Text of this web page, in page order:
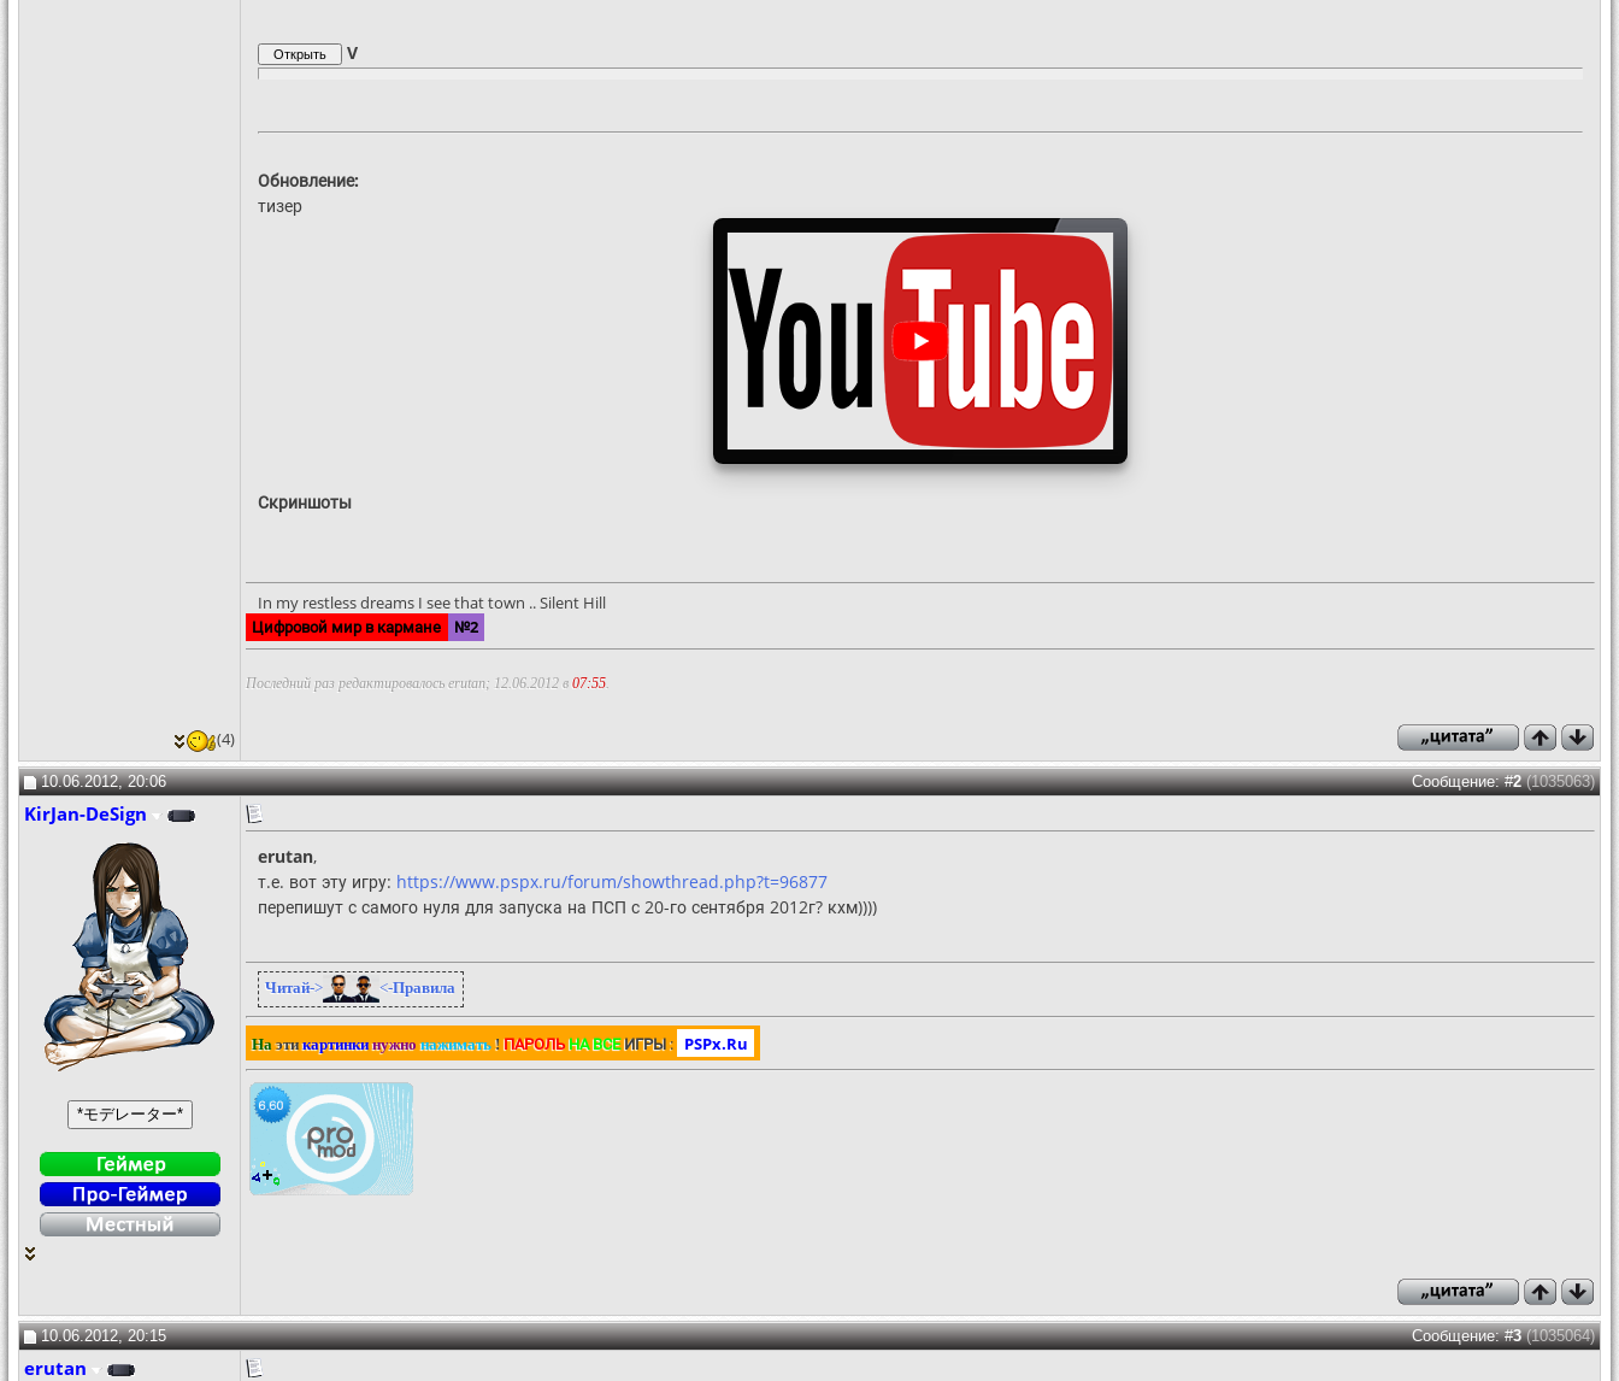
V
Обновление:
тизер
Скриншоты
In my restless dreams I see that town .. Silent Hill
Цифровой мир в кармане
№2
Последний раз редактировалось erutan; 12.06.2012 в 07:55.
(4)
10.06.2012, 20:06 Сообщение: #2(1035063)
KirJan-DeSign
erutan,
т.е. вот эту игру: https://www.pspx.ru/forum/showthread.php?t=96877
перепишут с самого нуля для запуска на ПСП с 20-го сентября 2012г? кхм))))
Читай-> <-Правила
На этикартинки нужно нажимать !ПАРОЛЬНА ВСЕИГРЫ: PSPx.Ru
10.06.2012, 20:15 Сообщение: #3(1035064)
erutan